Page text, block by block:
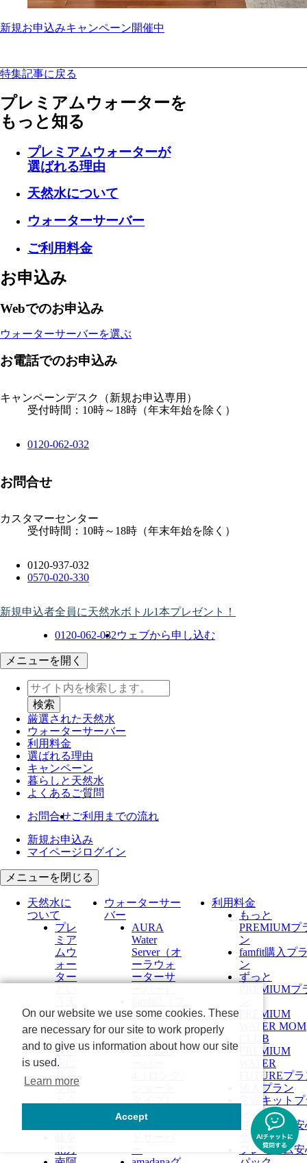
新規お申込みキャンペーン開催中
特集記事に戻る
プレミアムウォーターを
もっと知る
プレミアムウォーターが
選ばれる理由
天然水について
ウォーターサーバー
ご利用料金
お申込み
Webでのお申込み
ウォーターサーバーを選ぶ
お電話でのお申込み
キャンペーンデスク
（新規お申込専用）
受付時間：10時～18時（年末年始を除く）
0120-062-032
お問合せ
カスタマーセンター
受付時間：10時～18時（年末年始を除く）
0120-937-032
0570-020-330
新規申込者全員に天然水ボトル1本プレゼント！
0120-062-032ウェブから申し込む
メニューを開く
厳選された天然水
ウォーターサーバー
利用料金
選ばれる理由
キャンペーン
暮らしと天然水
よくあるご質問
お問合せご利用までの流れ
新規お申込み
マイページログイン
メニューを閉じる
天然水に
ついて
プレ
ミア
ムウ
ォー
ター
然水
私た
想い
家に
を持
北方
ウォーターサー
バー
AURA
Water
Server​（オ
ーラウォ
ーターサ
ァムフィ
ットツ
スリムサ
amadana ス
タンダー
利用料金
もっと
PREMIUMプ
ン
famfit購入プ
ン
ずっと
PREMIUMプ
PREMIUM
WATER MOM
CLUB
PREMIUM
WATER
FUTUREプ
法人プラン
常温キット
プレミアム
サポート
プレミアム
On our website we use some cookies. These
are necessary for our site to work properly
and to give us information about how our site
is used.
Learn more
Accept